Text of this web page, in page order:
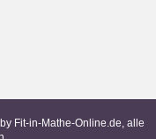
by Fit-in-Mathe-Online.de, alle